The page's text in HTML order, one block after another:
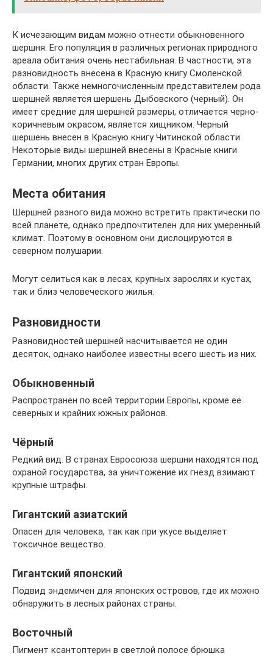
К исчезающим видам можно отнести обыкновенного
шершня. Его популяция в различных регионах природного
ареала обитания очень нестабильная. В частности, эта
разновидность внесена в Красную книгу Смоленской
области. Также немногочисленным представителем рода
шершней является шершень Дыбовского (черный). Он
имеет средние для шершней размеры, отличается черно-
коричневым окрасом, является хищником. Черный
шершень внесен в Красную книгу Читинской области.
Некоторые виды шершней внесены в Красные книги
Германии, многих других стран Европы.
Места обитания
Шершней разного вида можно встретить практически по
всей планете, однако предпочтителен для них умеренный
климат. Поэтому в основном они дислоцируются в
северном полушарии.
Могут селиться как в лесах, крупных зарослях и кустах,
так и близ человеческого жилья.
Разновидности
Разновидностей шершней насчитывается не один
десяток, однако наиболее известны всего шесть из них.
Обыкновенный
Распространён по всей территории Европы, кроме её
северных и крайних южных районов.
Чёрный
Редкий вид. В странах Евросоюза шершни находятся под
охраной государства, за уничтожение их гнёзд взимают
крупные штрафы.
Гигантский азиатский
Опасен для человека, так как при укусе выделяет
токсичное вещество.
Гигантский японский
Подвид эндемичен для японских островов, где их можно
обнаружить в лесных районах страны.
Восточный
Пигмент ксантоптерин в светлой полосе брюшка